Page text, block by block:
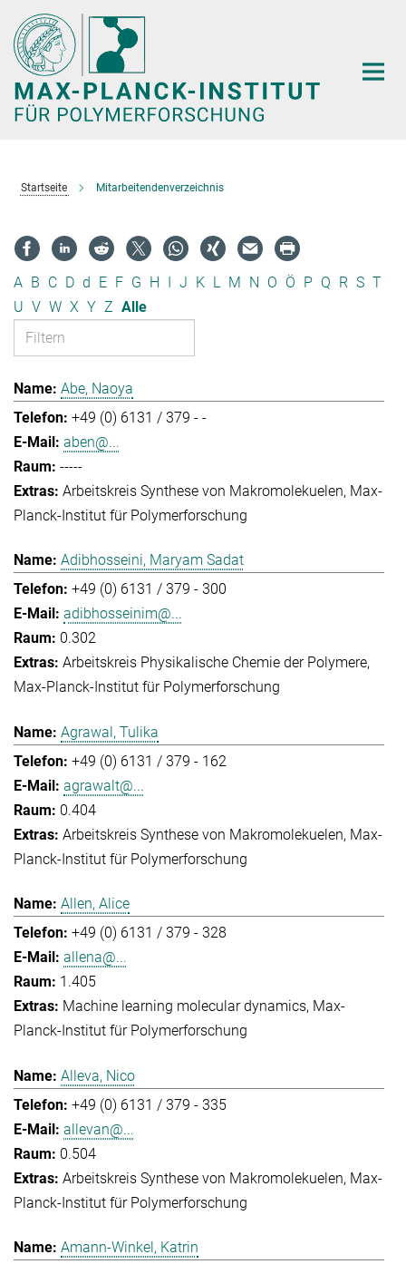
Hauptinhalt
Startseite Mitarbeitendenverzeichnis
A B C D d E F G H I J K L M N O Ö P Q R S T
U V W X Y Z Alle
Abe, Naoya
+49 (0) 6131 / 379 - -
aben@...
-----
Arbeitskreis Synthese von Makromolekuelen Max-
Planck-Institut für Polymerforschung
Adibhosseini, Maryam Sadat
+49 (0) 6131 / 379 - 300
adibhosseinim@...
0.302
Arbeitskreis Physikalische Chemie der Polymere
Max-Planck-Institut für Polymerforschung
Agrawal, Tulika
+49 (0) 6131 / 379 - 162
agrawalt@...
0.404
Arbeitskreis Synthese von Makromolekuelen Max-
Planck-Institut für Polymerforschung
Allen, Alice
+49 (0) 6131 / 379 - 328
allena@...
1.405
Machine learning molecular dynamics Max-
Planck-Institut für Polymerforschung
Alleva, Nico
+49 (0) 6131 / 379 - 335
allevan@...
0.504
Arbeitskreis Synthese von Makromolekuelen Max-
Planck-Institut für Polymerforschung
Amann-Winkel, Katrin